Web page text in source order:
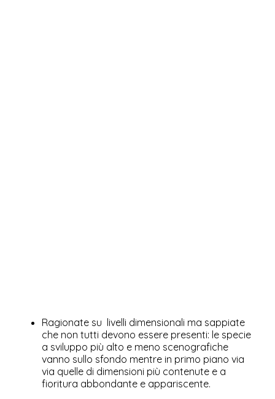
Ragionate su livelli dimensionali ma sappiate
che non tutti devono essere presenti: le specie
a sviluppo più alto e meno scenografiche
vanno sullo sfondo mentre in primo piano via
via quelle di dimensioni più contenute e a
fioritura abbondante e appariscente.